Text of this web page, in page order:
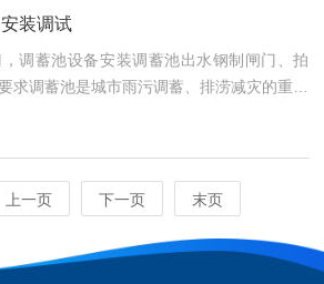
泥淤积，导致水体发黑发臭，氨氮、COD
装调试
调蓄池设备安装调蓄池出水钢制闸门、拍
求调蓄池是城市雨污调蓄、排涝减灾的重要
水钢制闸门、管道拍门为池体核心配套设
污，出水钢制闸门调控池体出水、截断水
安全性。结合市政排水施工规范，现将三类
说明如下。一、进水格栅安装要求格栅除污
备安装进水格栅主要用于拦截水体漂浮物、
上一页 下一页 末页